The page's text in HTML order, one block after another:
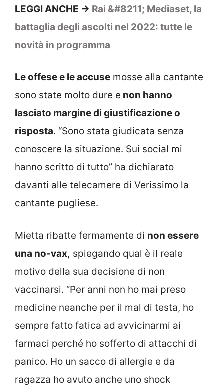
LEGGI ANCHE -> Rai &#8211; Mediaset, la
battaglia degli ascolti nel 2022: tutte le
novità in programma
Le offese e le accuse mosse alla cantante
sono state molto dure e non hanno
lasciato margine di giustificazione o
risposta. “Sono stata giudicata senza
conoscere la situazione. Sui social mi
hanno scritto di tutto” ha dichiarato
davanti alle telecamere di Verissimo la
cantante pugliese.
Mietta ribatte fermamente di non essere
una no-vax, spiegando qual è il reale
motivo della sua decisione di non
vaccinarsi. “Per anni non ho mai preso
medicine neanche per il mal di testa, ho
sempre fatto fatica ad avvicinarmi ai
farmaci perché ho sofferto di attacchi di
panico. Ho un sacco di allergie e da
ragazza ho avuto anche uno shock